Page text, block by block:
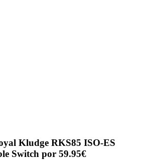
Kludge RKS85 ISO-ES
Switch por 59.95€